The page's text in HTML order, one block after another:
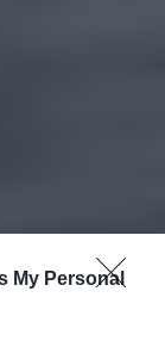
My Personal